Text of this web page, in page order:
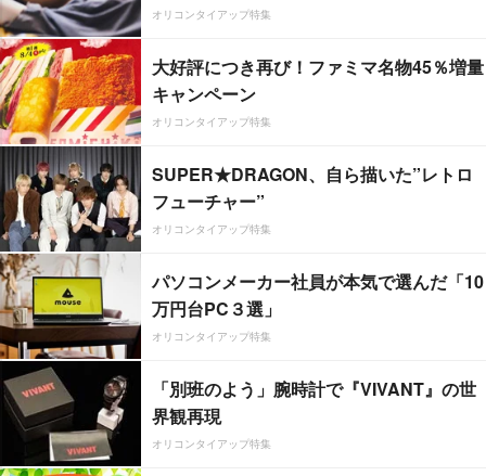
オリコンタイアップ特集
大好評につき再び！ファミマ名物45％増量
キャンペーン
オリコンタイアップ特集
SUPER★DRAGON、自ら描いた”レトロ
フューチャー”
オリコンタイアップ特集
パソコンメーカー社員が本気で選んだ「10
万円台PC３選」
オリコンタイアップ特集
「別班のよう」腕時計で『VIVANT』の世
界観再現
オリコンタイアップ特集